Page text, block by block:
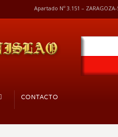
Apartado Nº 3.151 – ZARAGOZA-
CONTACTO